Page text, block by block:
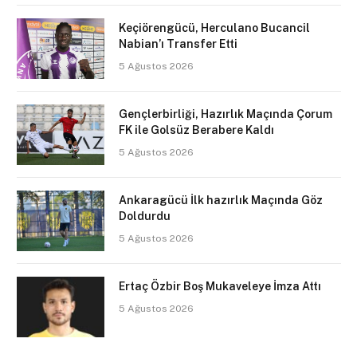
Keçiörengücü, Herculano Bucancil
Nabian’ı Transfer Etti
5 Ağustos 2026
Gençlerbirliği, Hazırlık Maçında Çorum
FK ile Golsüz Berabere Kaldı
5 Ağustos 2026
Ankaragücü İlk hazırlık Maçında Göz
Doldurdu
5 Ağustos 2026
Ertaç Özbir Boş Mukaveleye İmza Attı
5 Ağustos 2026